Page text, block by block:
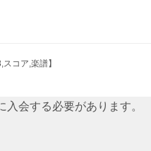
コア,楽譜】
会する必要があります。